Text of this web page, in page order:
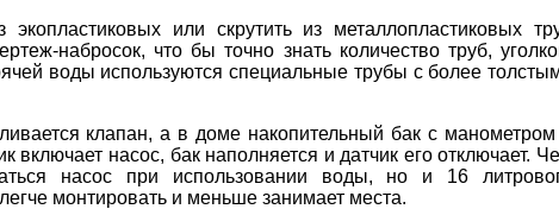
или скрутить из металлопластиковых
набросок, что бы точно знать количество труб,
воды используются специальные трубы с более
клапан, а в доме накопительный бак с
включает насос, бак наполняется и датчик его отключает.
насос при использовании воды, но и 16
монтировать и меньше занимает места.